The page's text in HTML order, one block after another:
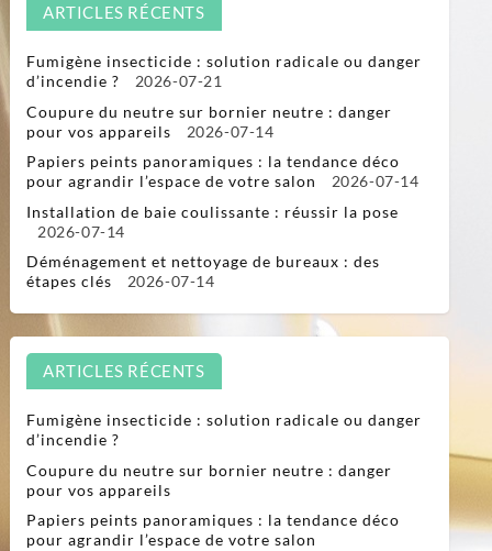
ARTICLES RÉCENTS
Fumigène insecticide : solution radicale ou danger
d’incendie ?
2026-07-21
Coupure du neutre sur bornier neutre : danger
pour vos appareils
2026-07-14
Papiers peints panoramiques : la tendance déco
pour agrandir l’espace de votre salon
2026-07-14
Installation de baie coulissante : réussir la pose
2026-07-14
Déménagement et nettoyage de bureaux : des
étapes clés
2026-07-14
ARTICLES RÉCENTS
Fumigène insecticide : solution radicale ou danger
d’incendie ?
Coupure du neutre sur bornier neutre : danger
pour vos appareils
Papiers peints panoramiques : la tendance déco
pour agrandir l’espace de votre salon